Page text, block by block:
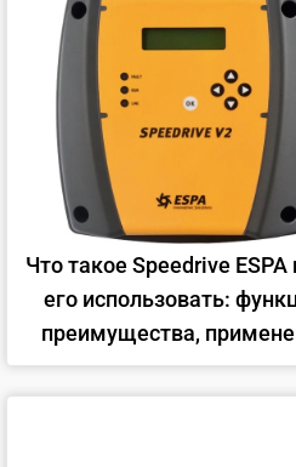
Что такое Speedrive ESPA
его использовать:
преимущества,